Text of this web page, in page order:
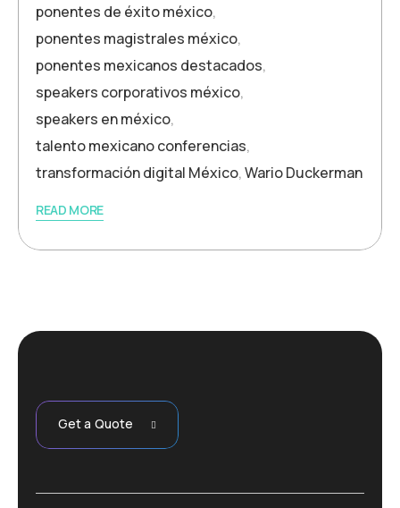
ponentes de éxito méxico,
ponentes magistrales méxico,
ponentes mexicanos destacados,
speakers corporativos méxico,
speakers en méxico,
talento mexicano conferencias,
transformación digital México,Wario Duckerman
READ MORE
Get a Quote